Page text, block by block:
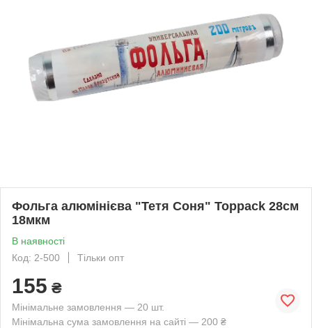
Фольга алюмінієва "Тетя Соня" Toppack 28см
18мкм
В наявності
Код: 2-500
Тільки опт
155 ₴
Мінімальне замовлення — 20 шт.
Мінімальна сума замовлення на сайті — 200 ₴